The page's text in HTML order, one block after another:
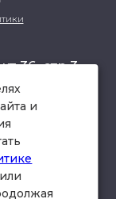
36, стр.3 ,
и
или